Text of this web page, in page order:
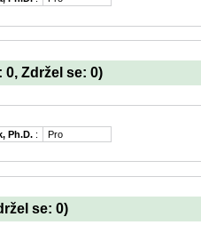
0, Zdržel se: 0)
Ph.D. : Pro
se: 0)